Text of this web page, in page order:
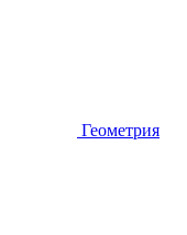
Геометрия